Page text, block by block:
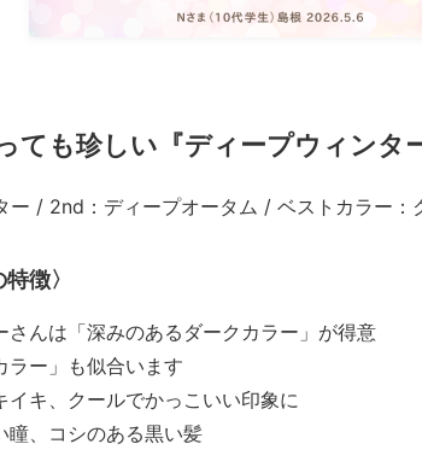
ても珍しい『ディープウィンタ
ー / 2nd：ディープオータム / ベストカラー：
徴〉
さんは「深みのあるダークカラー」が得意
ラー」も似合います
イキ、クールでかっこいい印象に
瞳、コシのある黒い髪